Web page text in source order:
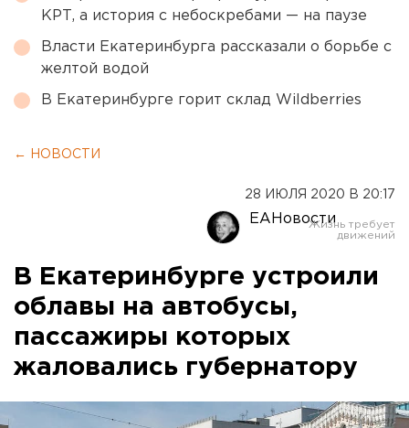
КРТ, а история с небоскребами — на паузе
Власти Екатеринбурга рассказали о борьбе с
желтой водой
В Екатеринбурге горит склад Wildberries
← НОВОСТИ
28 ИЮЛЯ 2020 В 20:17
ЕАНовости
В Екатеринбурге устроили
облавы на автобусы,
пассажиры которых
жаловались губернатору